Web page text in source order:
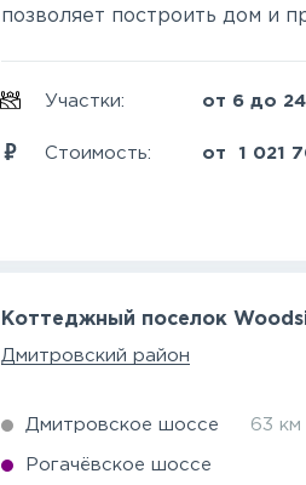
позволяет построить дом и
Участки: от 6 до
Стоимость: от1 021
Коттеджный поселок
Дмитровский район
Дмитровское шоссе 63
Рогачёвское шоссе